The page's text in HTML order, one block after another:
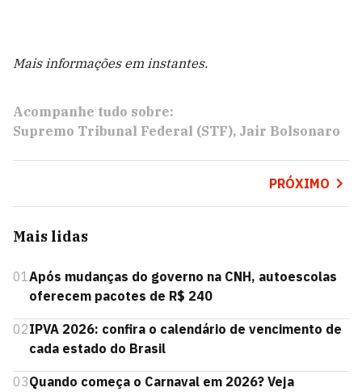
Mais informações em instantes.
Acompanhe tudo sobre:
Supremo Tribunal Federal (STF) Jair Bolsonaro
PRÓXIMO
Mais lidas
01Após mudanças do governo na CNH, autoescolas
oferecem pacotes de R$ 240
02IPVA 2026: confira o calendário de vencimento de
cada estado do Brasil
03Quando começa o Carnaval em 2026? Veja